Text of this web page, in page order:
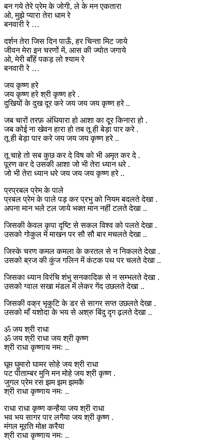
बन गये तेरे प्रेम के जोगी, ले के मन एकतारा
ओ, मुझे प्यारा तेरा धाम रे
बनवारी रे …
दर्शन तेरा जिस दिन पाऊँ, हर चिन्ता मिट जाये
जीवन मेरा इन चरणों में, आस की ज्योत जगाये
ओ, मेरी बाँहें पकड़ लो श्याम रे
बनवारी रे …
जय कृष्ण हरे
जय कृष्ण हरे श्री कृष्ण हरे .
दुखियों के दुख दूर करे जय जय जय कृष्ण हरे ..
जब चारों तरफ़ अंधियारा हो आशा का दूर किनारा हो .
जब कोई ना खेवन हारा हो तब तू ही बेड़ा पार करे .
तू ही बेड़ा पार करे जय जय जय कृष्ण हरे ..
तू चाहे तो सब कुछ कर दे विष को भी अमृत कर दे .
पूरण कर दे उसकी आशा जो भी तेरा ध्यान धरे .
जो भी तेरा ध्यान धरे जय जय जय कृष्ण हरे ..
प्रप्रबल प्रेम के पाले
प्रबल प्रेम के पाले पड़ कर प्रभु को नियम बदलते देखा .
अपना मान भले टल जाये भक्त मान नहीं टलते देखा ..
जिसकी केवल कृपा दृष्टि से सकल विश्व को पलते देखा .
उसको गोकुल में माखन पर सौ सौ बार मचलते देखा ..
जिस्के चरण कमल कमला के करतल से न निकलते देखा .
उसको ब्रज की कुंज गलिन में कंटक पथ पर चलते देखा ..
जिसका ध्यान विरंचि शंभु सनकादिक से न सम्भलते देखा .
उसको ग्वाल सखा मंडल में लेकर गेंद उछलते देखा ..
जिसकी वक्र भृकुटि के डर से सागर सप्त उछलते देखा .
उसको माँ यशोदा के भय से अश्रु बिंदु दृग ढ़लते देखा ..
ॐ जय श्री राधा
ॐ जय श्री राधा जय श्री कृष्ण
श्री राधा कृष्णाय नमः ..
घूम घुमारो घामर सोहे जय श्री राधा
पट पीताम्बर मुनि मन मोहे जय श्री कृष्ण .
जुगल प्रेम रस झम झम झमकै
श्री राधा कृष्णाय नमः ..
राधा राधा कृष्ण कन्हैया जय श्री राधा
भव भय सागर पार लगैया जय श्री कृष्ण .
मंगल मूरति मोक्ष करैया
श्री राधा कृष्णाय नमः ..